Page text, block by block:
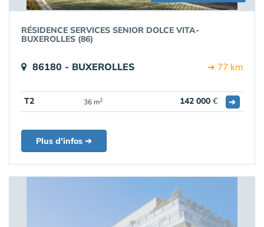
RÉSIDENCE SERVICES SENIOR DOLCE VITA-
BUXEROLLES (86)
86180 - BUXEROLLES ➔ 77 km
T2 36 m2 142 000 € ➔
Plus d'infos ➔